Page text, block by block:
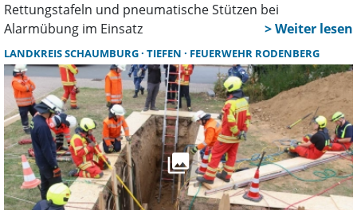
Rettungstafeln und pneumatische Stützen bei
Alarmübung im Einsatz
LANDKREIS SCHAUMBURG TIEFEN FEUERWEHR RODENBERG